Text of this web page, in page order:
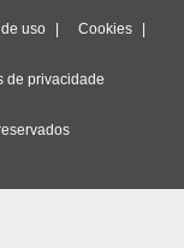
uso Cookies
de privacidade